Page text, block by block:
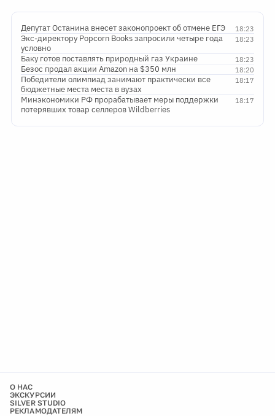
18:23
Депутат Останина внесет законопроект об отмене ЕГЭ
18:23
Экс-директору Popcorn Books запросили четыре года
условно
18:23
Баку готов поставлять природный газ Украине
18:20
Безос продал акции Amazon на $350 млн
18:17
Победители олимпиад занимают практически все
бюджетные места места в вузах
18:17
Минэкономики РФ прорабатывает меры поддержки
потерявших товар селлеров Wildberries
О НАС
ЭКСКУРСИИ
SILVER STUDIO
РЕКЛАМОДАТЕЛЯМ